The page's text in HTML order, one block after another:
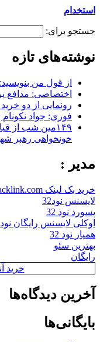
استخدام
جستجو برای:
نوشته‌های تازه
از قول من
اختصاصی: مدافع
رونمایی از دو
فوری: جواد
۱۴۹مین شب از
خونخواهی رهبر
مدیر :
خرید بک لینک behtarinbacklink.com
لایسنس نود32
پسورد نود 32
اوکلی لایسنس رایگان نود 32
همیار نود 32
بهترین سئو
رایگان
خرید
آخرین دیدگاه‌ها
بایگانی‌ها